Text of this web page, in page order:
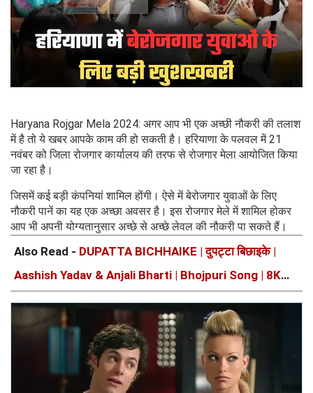
Haryana Rojgar Mela 2024: अगर आप भी एक अच्छी नौकरी की तलाश
में है तो ये खबर आपके काम की हो सकती है। हरियाणा के पलवल में 21
नवंबर को जिला रोजगार कार्यालय की तरफ से रोजगार मेला आयोजित किया
जा रहा है।
जिसमें कई बड़ी कंपनियां शामिल होंगी। ऐसे में बेरोजगार युवाओं के लिए
नौकरी पानें का यह एक अच्छा अवसर है। इस रोजगार मेले में शामिल होकर
आप भी अपनी योग्यतानुसार अच्छे से अच्छे लेवल की नौकरी पा सकते हैं।
Also Read - DUPATTA BICHHAIKE | दुपट्टा बिछाइके |
Aashish Yadav & Anjali Bharti | Bhojpuri Song | 8K
Video